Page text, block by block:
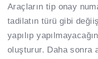
Araçların tip onay
tadilatın türü gibi
yapılıp
oluşturur. Daha sonra